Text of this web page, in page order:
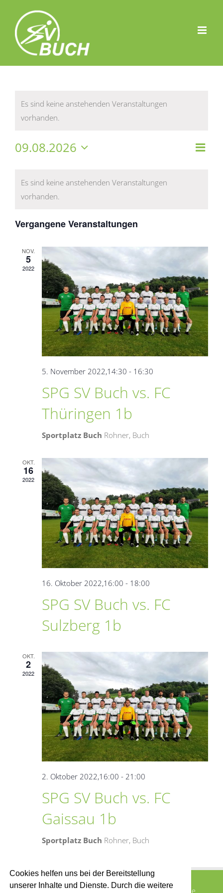
Cookies helfen uns bei der Bereitstellung
unserer Inhalte und Dienste. Durch die weitere
Inhalt
springen
Es sind keine anstehenden Veranstaltungen
vorhanden.
Monat
09.08.2026
Kalender
von
Veranstaltungen
Es sind keine anstehenden Veranstaltungen
vorhanden.
Vergangene Veranstaltungen
NOV.
5
2022
5. November 2022,14:30 - 16:30
SPG SV Buch vs. FC
Thüringen 1b
Sportplatz Buch Rohner, Buch
OKT.
16
2022
16. Oktober 2022,16:00 - 18:00
SPG SV Buch vs. FC
Sulzberg 1b
OKT.
2
2022
2. Oktober 2022,16:00 - 21:00
SPG SV Buch vs. FC
Gaissau 1b
Sportplatz Buch Rohner, Buch
© 2015 SV Buch - 2026 | Impressum | Marcel Eberle